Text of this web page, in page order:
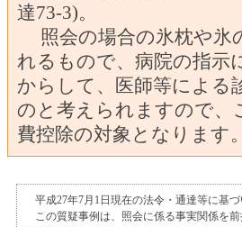
達73-3)。
照会の場合の氷枕や氷
れるもので、病院の指示
からして、医師等による
のと考えられますので、
費控除の対象となります。
平成27年7月1日現在の法令・通達等に基づ
この質疑事例は、照会に係る事実関係を